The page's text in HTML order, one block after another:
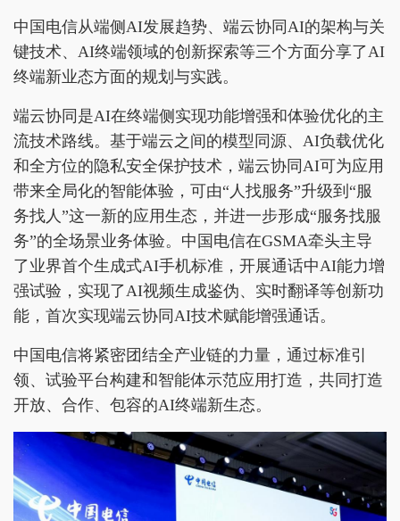
中国电信从端侧AI发展趋势、端云协同AI的架构与关
键技术、AI终端领域的创新探索等三个方面分享了AI
终端新业态方面的规划与实践。
端云协同是AI在终端侧实现功能增强和体验优化的主
流技术路线。基于端云之间的模型同源、AI负载优化
和全方位的隐私安全保护技术，端云协同AI可为应用
带来全局化的智能体验，可由“人找服务”升级到“服
务找人”这一新的应用生态，并进一步形成“服务找服
务”的全场景业务体验。中国电信在GSMA牵头主导
了业界首个生成式AI手机标准，开展通话中AI能力增
强试验，实现了AI视频生成鉴伪、实时翻译等创新功
能，首次实现端云协同AI技术赋能增强通话。
中国电信将紧密团结全产业链的力量，通过标准引
领、试验平台构建和智能体示范应用打造，共同打造
开放、合作、包容的AI终端新生态。